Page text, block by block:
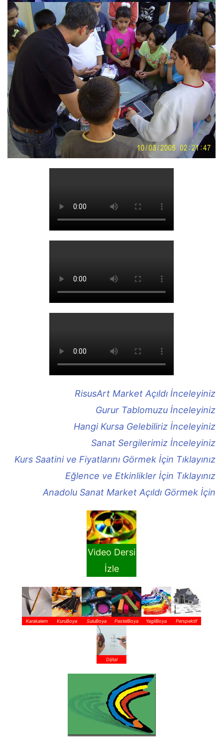
RisusArt Market Açıldı İnceleyiniz
Gurur Tablomuzu İnceleyiniz
Hangi Kursa Gelebiliriz İnceleyiniz
Sanat Sergilerimiz İnceleyiniz
Kurs Saatini ve Fiyatlarını Görmek İçin Tıklayınız
Eğlence ve Etkinlikler İçin Tıklayınız
Anadolu Sanat Market Açıldı Görmek İçin
Video Dersi
İzle
Karakalem KuruBoya SuluBoya PastelBoya YagliBoya Perspektif
Dijital